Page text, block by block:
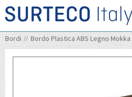
Bordi Bordo Plastica ABS Legno